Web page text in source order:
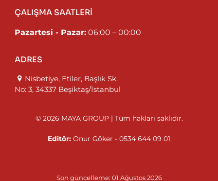
ÇALIŞMA SAATLERİ
Pazartesi - Pazar: 06:00 – 00:00
ADRES
Nisbetiye, Etiler, Başlık Sk.
No: 3, 34337 Beşiktaş/İstanbul
© 2026 MAYA GROUP | Tüm hakları saklıdır.
Editör: Onur Göker - 0534 644 09 01
Son güncelleme: 01 Ağustos 2026